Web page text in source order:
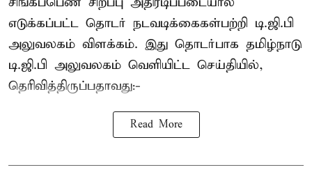
எடுக்கப்பட்ட தொடர் நடவடிக்கைகள்பற்றி டி.ஜி.பி
அலுவலகம் விளக்கம். இது தொடர்பாக தமிழ்நாடு
டி.ஜி.பி அலுவலகம் வெளியிட்ட செய்தியில்,
தெரிவித்திருப்பதாவது:-
Read More